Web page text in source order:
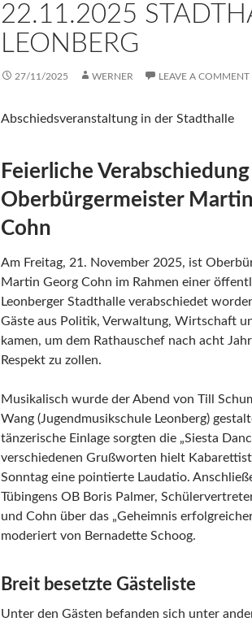
22.11.2025
LEONBERG
27/11/2025 WERNER LEAVE A COMMENT
Abschiedsveranstaltung in der Stadthalle
Feierliche
Oberbürgermeister
Cohn
Am Freitag, 21. November 2025, ist
Martin Georg Cohn im Rahmen einer
Leonberger Stadthalle verabschiedet
Gäste aus Politik, Verwaltung, Wirtschaft
kamen, um dem Rathauschef nach acht
Respekt zu zollen.
Musikalisch wurde der Abend von Till
Wang (Jugendmusikschule Leonberg)
tänzerische Einlage sorgten die „Siesta
verschiedenen Grußworten hielt
Sonntag eine pointierte Laudatio.
Tübingens OB Boris Palmer,
und Cohn über das „Geheimnis
moderiert von Bernadette Schoog.
Breit besetzte Gästeliste
Unter den Gästen befanden sich unter